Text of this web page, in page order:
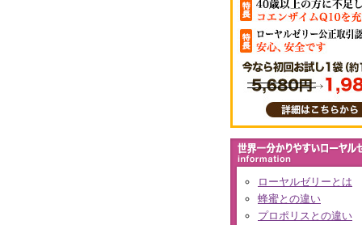
ローヤルゼリーとは
蜂蜜との違い
プロポリスとの違い